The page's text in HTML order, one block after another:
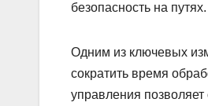
безопасность на путях.
Одним из ключевых
сократить время
управления